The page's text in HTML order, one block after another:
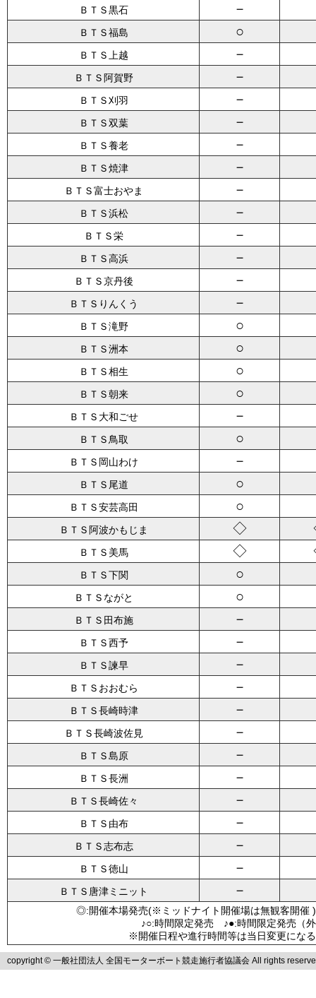
ＢＴＳ黒石 －
ＢＴＳ福島 ○
ＢＴＳ上越 －
ＢＴＳ阿賀野 －
ＢＴＳ刈羽 －
ＢＴＳ双葉 －
ＢＴＳ養老 －
ＢＴＳ焼津 －
ＢＴＳ富士おやま －
ＢＴＳ浜松 －
ＢＴＳ栄 －
ＢＴＳ高浜 －
ＢＴＳ京丹後 －
ＢＴＳりんくう －
ＢＴＳ滝野 ○
ＢＴＳ洲本 ○
ＢＴＳ相生 ○
ＢＴＳ朝来 ○
ＢＴＳ大和ごせ －
ＢＴＳ鳥取 ○
ＢＴＳ岡山わけ －
ＢＴＳ尾道 ○
ＢＴＳ安芸高田 ○
ＢＴＳ阿波かもじま ◇
ＢＴＳ美馬 ◇
ＢＴＳ下関 ○
ＢＴＳながと ○
ＢＴＳ田布施 －
ＢＴＳ西予 －
ＢＴＳ諫早 －
ＢＴＳおおむら －
ＢＴＳ長崎時津 －
ＢＴＳ長崎波佐見 －
ＢＴＳ島原 －
ＢＴＳ長洲 －
ＢＴＳ長崎佐々 －
ＢＴＳ由布 －
ＢＴＳ志布志 －
ＢＴＳ徳山 －
ＢＴＳ唐津ミニット －
◎:開催本場発売(※ミッドナイト開催場は無観客
♪○:時間限定発売 ♪●:時間限定発売
※開催日程や進行時間等は当日変更にな
copyright © 一般社団法人 全国モーターボート競走施行者協議会 All rights